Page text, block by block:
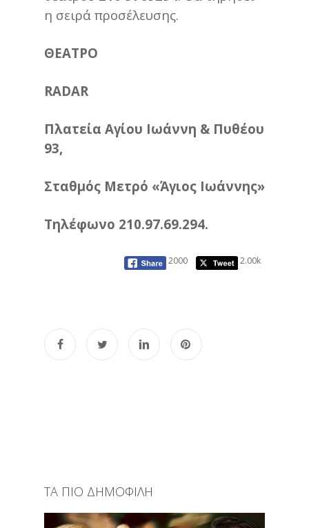
η σειρά προσέλευσης.
ΘΕΑΤΡΟ
RADAR
Πλατεία Αγίου Ιωάννη & Πυθέου
93,
Σταθμός Μετρό «Άγιος Ιωάννης»
Τηλέφωνο 210.97.69.294.
2000 2.00k
ΤΑ ΠΙΟ ΔΗΜΟΦΙΛΗ